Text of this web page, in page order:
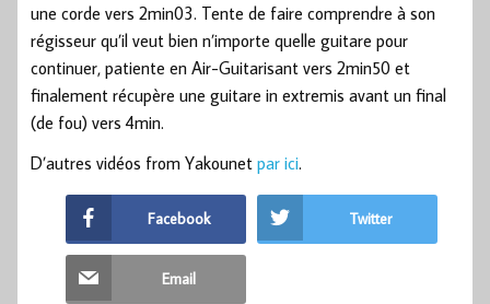
une corde vers 2min03. Tente de faire comprendre à son
régisseur qu’il veut bien n’importe quelle guitare pour
continuer, patiente en Air-Guitarisant vers 2min50 et
finalement récupère une guitare in extremis avant un final
(de fou) vers 4min.
D’autres vidéos from Yakounet par ici.
Facebook Twitter
Email